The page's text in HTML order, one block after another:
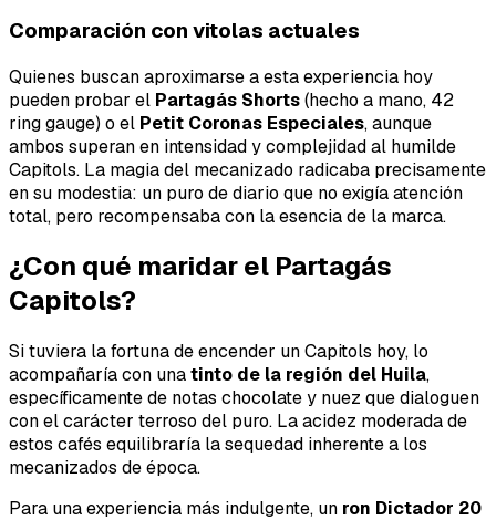
Comparación con vitolas actuales
Quienes buscan aproximarse a esta experiencia hoy
pueden probar el Partagás Shorts(hecho a mano, 42
ring gauge) o el Petit Coronas Especiales, aunque
ambos superan en intensidad y complejidad al humilde
Capitols. La magia del mecanizado radicaba precisamente
en su modestia: un puro de diario que no exigía atención
total, pero recompensaba con la esencia de la marca.
¿Con qué maridar el Partagás
Capitols?
Si tuviera la fortuna de encender un Capitols hoy, lo
acompañaría con unatinto de la región del Huila,
específicamente de notas chocolate y nuez que dialoguen
con el carácter terroso del puro. La acidez moderada de
estos cafés equilibraría la sequedad inherente a los
mecanizados de época.
Para una experiencia más indulgente, un ron Dictador 20